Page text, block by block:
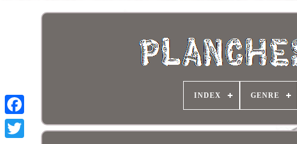
INDEX GENRE